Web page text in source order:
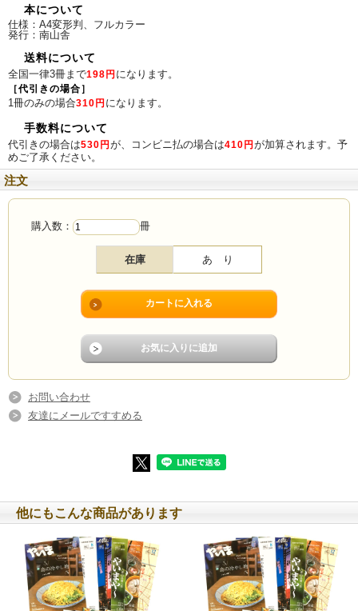
やいま住宅新聞
構造クラフトで建築を学ぶ／沖縄県建築士会八重山支部
やいま NEWS & TOPICS
真栄里屋ワンチャンダービー2025開催／八重高書道教諭知念一正さん、沖展賞／
島の昼ごはん
file.146 第32回黒島牛まつりの昼ごはん／登野盛はる
書評 沖縄・八重山五十年史／三木健 著書
石垣 久雄（竹富町史編集委員長）
島の台所 第８回石垣島産ミニトマト「あまリッチ」のパスタ／奥田美季
まーやのいきもの観察日記 No.89 コブシメ
まーる！釣りたいっ!! #11 冬といえばイカ墨汁／友利逸樹
RYOEI ユメノタビジ 第10回／感謝
しまのいろとくらす #15 光の色に包まれて／丹治祐子
資料こぼれ話 #123 火の神（ピナカン）の送りと年頭行事／山根頼子
無声之詩 Vo.18 夢枕／安藤由美子
島の風景と歴史 第23回 崎枝村の集落移転／松村順一
やいま会員紹介
文庫連のオススメするこの一冊 にげてさがして
やいま図書便り 島の民具
たんかーアルバム 金城湊ちゃん／SAORI
サステナブルアイランド石垣
４コマ漫画 まじむん日記 #35 記憶／すずきくにひこ
八重山方言帳 #22 マール三角シカークて歌あったよな／大竹芳典
保護犬、保護猫通信
不動産情報
本について
仕様：A4変形判、フルカラー
発行：南山舎
送料について
全国一律3冊まで198円 になります。
［代引きの場合］
1冊のみの場合310円 になります。
手数料について
代引きの場合は530円が、コンビニ払の場合は410円が加算されます。予
めご了承ください。
注文
購入数： 冊
在庫 あ り
お問い合わせ
友達にメールですすめる
他にもこんな商品があります